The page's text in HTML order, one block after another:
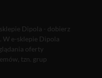
Dipola - dobierz
W e-sklepie Dipola
oferty
tzn. grup